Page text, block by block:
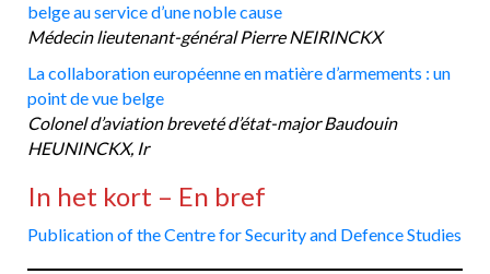
belge au service d’une noble cause
Médecin lieutenant-général Pierre NEIRINCKX
La collaboration européenne en matière d’armements : un
point de vue belge
Colonel d’aviation breveté d’état-major Baudouin
HEUNINCKX, Ir
In het kort – En bref
Publication of the Centre for Security and Defence Studies